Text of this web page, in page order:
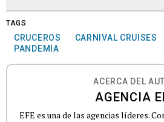
TAGS
CRUCEROS CARNIVAL CRUISES
PANDEMIA
ACERCA DEL
AGENCIA
EFE es una de las agencias líderes.